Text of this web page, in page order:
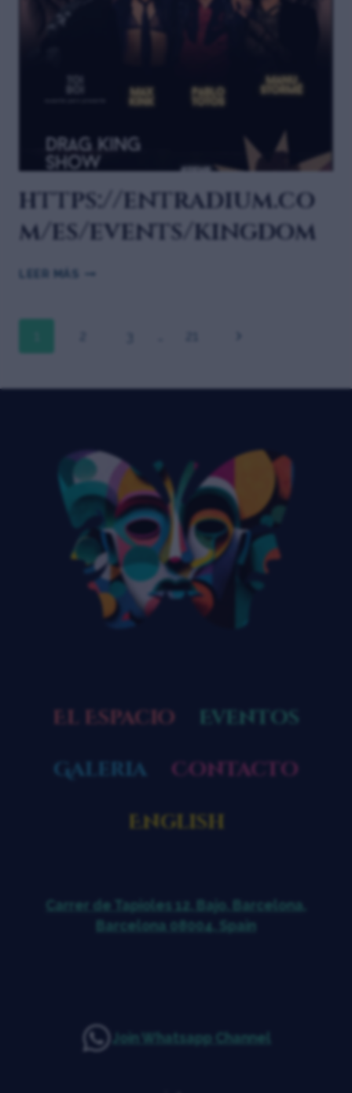
https://entradium.co
m/es/events/kingdom
LEER MÁS
El Espacio
Eventos
Galeria
Contacto
English
Carrer de Tapioles 12, Bajo, Barcelona,
Barcelona 08004, Spain
Join Whatsapp Channel